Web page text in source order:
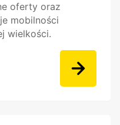
oferty oraz
mobilności
wielkości.